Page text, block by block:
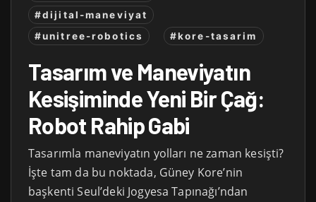
#dijital-maneviyat
#unitree-robotics
#kore-tasarim
Tasarım ve Maneviyatın
Kesişiminde Yeni Bir Çağ:
Robot Rahip Gabi
Tasarımla maneviyatın yolları ne zaman kesişti?
İşte tam da bu noktada, Güney Kore’nin
başkenti Seul’deki Jogyesa Tapınağı’ndan